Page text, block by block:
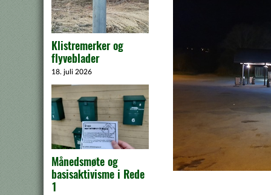
Klistremerker og
flyveblader
18. juli 2026
Månedsmøte og
basisaktivisme i Rede
1